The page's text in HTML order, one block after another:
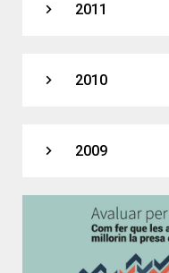
expand_more 2011
expand_more 2010
expand_more 2009